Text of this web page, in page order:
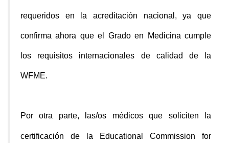
requeridos en la acreditación nacional, ya que
confirma ahora que el Grado en Medicina cumple
los requisitos internacionales de calidad de la
WFME.
Por otra parte, las/os médicos que soliciten la
certificación de la Educational Commission for